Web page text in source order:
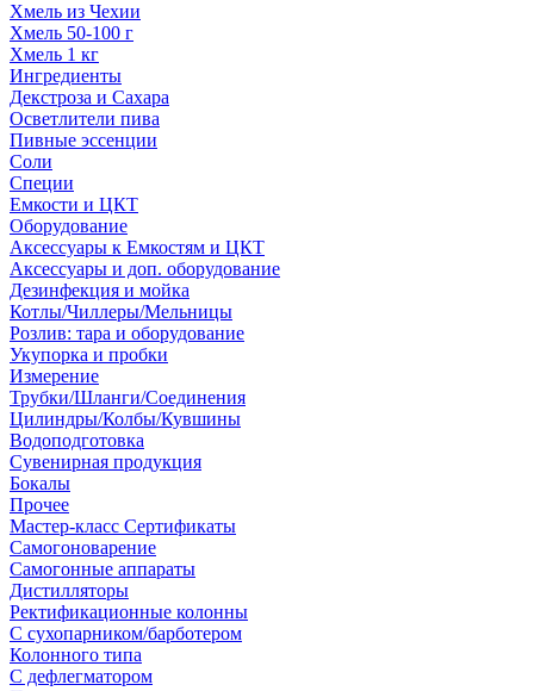
Хмель из Чехии
Хмель 50-100 г
Хмель 1 кг
Ингредиенты
Декстроза и Сахара
Осветлители пива
Пивные эссенции
Соли
Специи
Емкости и ЦКТ
Оборудование
Аксессуары к Емкостям и ЦКТ
Аксессуары и доп. оборудование
Дезинфекция и мойка
Котлы/Чиллеры/Мельницы
Розлив: тара и оборудование
Укупорка и пробки
Измерение
Трубки/Шланги/Соединения
Цилиндры/Колбы/Кувшины
Водоподготовка
Сувенирная продукция
Бокалы
Прочее
Мастер-класс Сертификаты
Самогоноварение
Самогонные аппараты
Дистилляторы
Ректификационные колонны
С сухопарником/барботером
Колонного типа
С дефлегматором